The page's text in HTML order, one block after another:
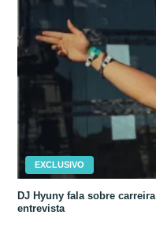
EXCLUSIVO
DJ Hyuny fala sobre
entrevista